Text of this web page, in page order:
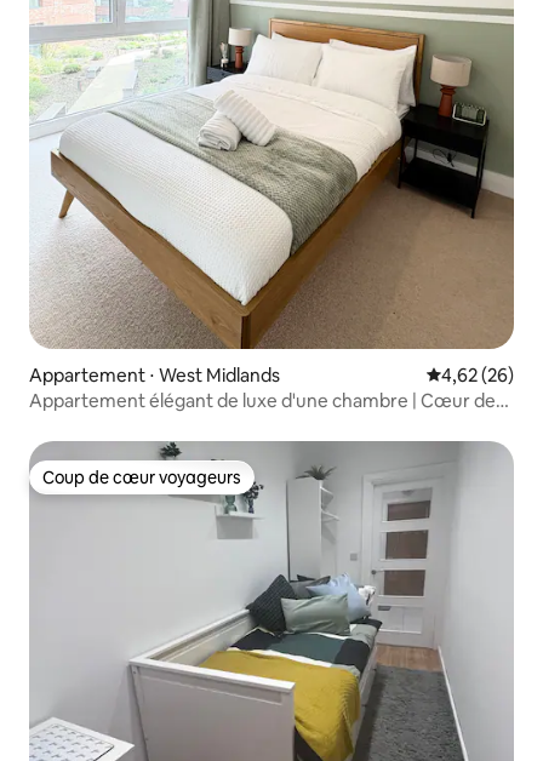
Appartement ⋅ West Midlands Évaluation
4,62 (26)
Appartement élégant de luxe d'une chambre | Cœur de
Coup de cœur voyageurs
Coup de cœur voyageurs